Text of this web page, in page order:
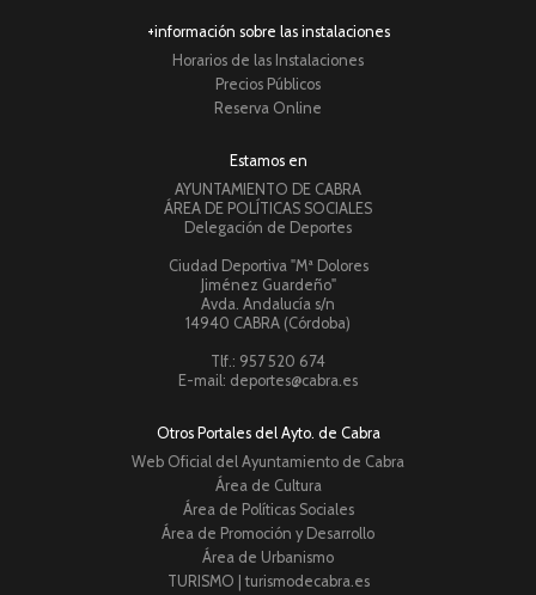
+información sobre las instalaciones
Horarios de las Instalaciones
Precios Públicos
Reserva Online
Estamos en
AYUNTAMIENTO DE CABRA
ÁREA DE POLÍTICAS SOCIALES
Delegación de Deportes
Ciudad Deportiva "Mª Dolores
Jiménez Guardeño"
Avda. Andalucía s/n
14940 CABRA (Córdoba)
Tlf.: 957 520 674
E-mail: deportes@cabra.es
Otros Portales del Ayto. de Cabra
Web Oficial del Ayuntamiento de Cabra
Área de Cultura
Área de Políticas Sociales
Área de Promoción y Desarrollo
Área de Urbanismo
TURISMO | turismodecabra.es